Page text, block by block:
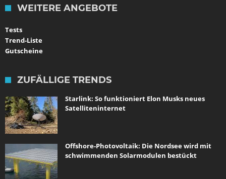
WEITERE ANGEBOTE
Tests
Trend-Liste
Gutscheine
ZUFÄLLIGE TRENDS
Starlink: So funktioniert Elon Musks neues
Satelliteninternet
Offshore-Photovoltaik: Die Nordsee wird mit
schwimmenden Solarmodulen bestückt